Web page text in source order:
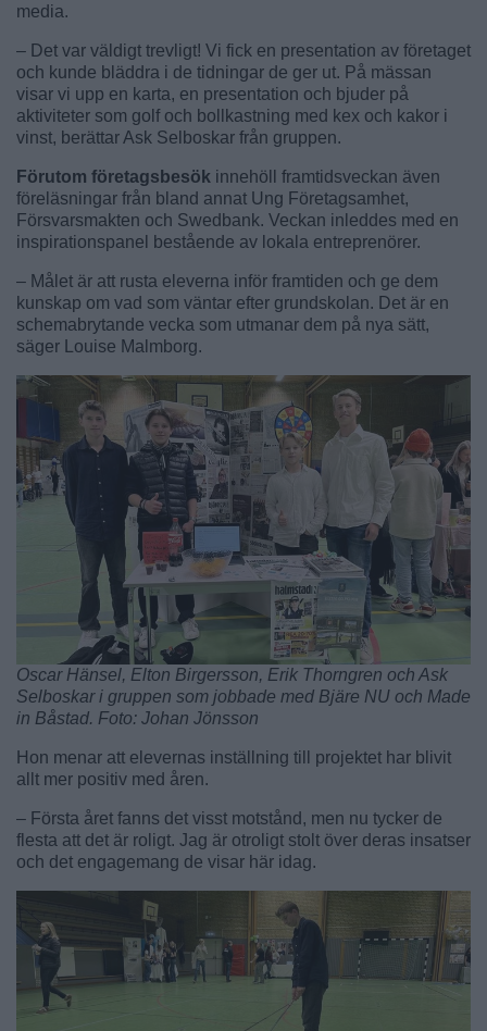
media.
– Det var väldigt trevligt! Vi fick en presentation av företaget
och kunde bläddra i de tidningar de ger ut. På mässan
visar vi upp en karta, en presentation och bjuder på
aktiviteter som golf och bollkastning med kex och kakor i
vinst, berättar Ask Selboskar från gruppen.
Förutom företagsbesök innehöll framtidsveckan även
föreläsningar från bland annat Ung Företagsamhet,
Försvarsmakten och Swedbank. Veckan inleddes med en
inspirationspanel bestående av lokala entreprenörer.
– Målet är att rusta eleverna inför framtiden och ge dem
kunskap om vad som väntar efter grundskolan. Det är en
schemabrytande vecka som utmanar dem på nya sätt,
säger Louise Malmborg.
Oscar Hänsel, Elton Birgersson, Erik Thorngren och Ask
Selboskar i gruppen som jobbade med Bjäre NU och Made
in Båstad. Foto: Johan Jönsson
Hon menar att elevernas inställning till projektet har blivit
allt mer positiv med åren.
– Första året fanns det visst motstånd, men nu tycker de
flesta att det är roligt. Jag är otroligt stolt över deras insatser
och det engagemang de visar här idag.